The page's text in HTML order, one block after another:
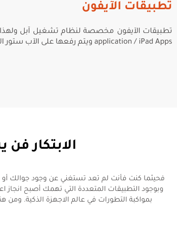
تطبيقات الآيفون
application / iPad Apps ويتم رفعها على الآب ستور الخاص بآبل App Store.
الابتكار
فحيثما كنت فأنت لم تعد تستغني عن وجود جوالك أو
وبوجود التطبيقات المتعددة التي تهمك أصبح
بمواكبة التطورات في عالم الاجهزة الذكية.